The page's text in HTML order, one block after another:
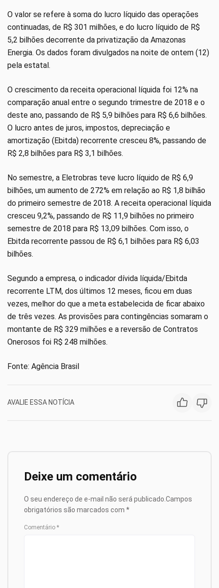
O valor se refere à soma do lucro líquido das operações
continuadas, de R$ 301 milhões, e do lucro líquido de R$
5,2 bilhões decorrente da privatização da Amazonas
Energia. Os dados foram divulgados na noite de ontem (12)
pela estatal.
O crescimento da receita operacional líquida foi 12% na
comparação anual entre o segundo trimestre de 2018 e o
deste ano, passando de R$ 5,9 bilhões para R$ 6,6 bilhões.
O lucro antes de juros, impostos, depreciação e
amortização (Ebitda) recorrente cresceu 8%, passando de
R$ 2,8 bilhões para R$ 3,1 bilhões.
No semestre, a Eletrobras teve lucro líquido de R$ 6,9
bilhões, um aumento de 272% em relação ao R$ 1,8 bilhão
do primeiro semestre de 2018. A receita operacional líquida
cresceu 9,2%, passando de R$ 11,9 bilhões no primeiro
semestre de 2018 para R$ 13,09 bilhões. Com isso, o
Ebitda recorrente passou de R$ 6,1 bilhões para R$ 6,03
bilhões.
Segundo a empresa, o indicador dívida líquida/Ebitda
recorrente LTM, dos últimos 12 meses, ficou em duas
vezes, melhor do que a meta estabelecida de ficar abaixo
de três vezes. As provisões para contingências somaram o
montante de R$ 329 milhões e a reversão de Contratos
Onerosos foi R$ 248 milhões.
Fonte: Agência Brasil
AVALIE ESSA NOTÍCIA
Deixe um comentário
O seu endereço de e-mail não será publicado. Campos
obrigatórios são marcados com *
Comentário *